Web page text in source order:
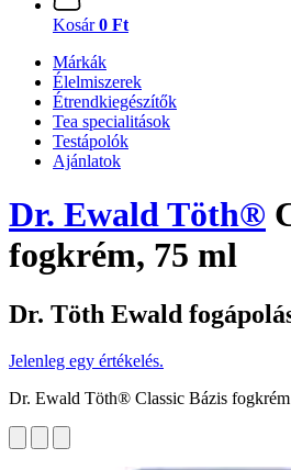
Kosár 0 Ft
Márkák
Élelmiszerek
Étrendkiegészítők
Tea specialitások
Testápolók
Ajánlatok
Dr. Ewald Töth®
fogkrém, 75 ml
Dr. Töth Ewald
Jelenleg egy értékelés.
Dr. Ewald Töth® Classic Bázis fogkrém